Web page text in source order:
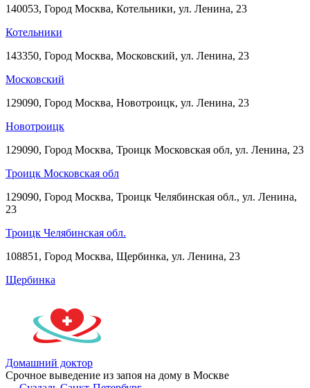
140053, Город Москва, Котельники, ул. Ленина, 23
Котельники
143350, Город Москва, Московский, ул. Ленина, 23
Московский
129090, Город Москва, Новотроицк, ул. Ленина, 23
Новотроицк
129090, Город Москва, Троицк Московская обл, ул. Ленина, 23
Троицк Московская обл
129090, Город Москва, Троицк Челябинская обл., ул. Ленина,
23
Троицк Челябинская обл.
108851, Город Москва, Щербинка, ул. Ленина, 23
Щербинка
Домашний доктор
Срочное выведение из запоя на дому в Москве